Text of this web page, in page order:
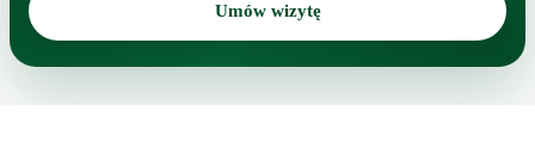
Umów wizytę